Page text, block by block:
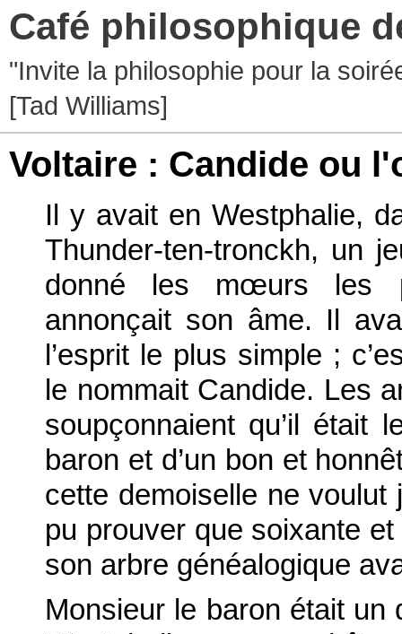
Café philosophique
"Invite la philosophie pour la
[Tad Williams]
Voltaire : Candide ou
Il y avait en Westphalie,
Thunder-ten-tronckh, un
donné les mœurs les
annonçait son âme. Il
l’esprit le plus simple ;
le nommait Candide. Les
soupçonnaient qu’il
baron et d’un bon et
cette demoiselle ne voulut
pu prouver que soixante
son arbre généalogique
Monsieur le baron était